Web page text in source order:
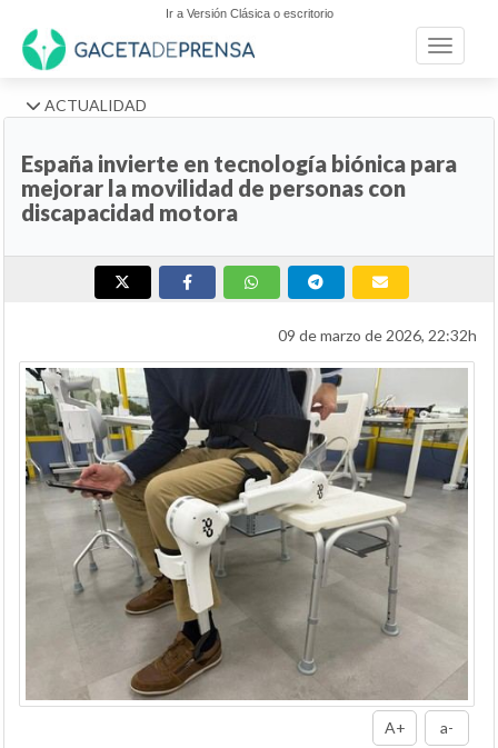
Ir a Versión Clásica o escritorio
Toggle
ACTUALIDAD
España invierte en tecnología biónica para
mejorar la movilidad de personas con
discapacidad motora
09 de marzo de 2026, 22:32h
A+ a-